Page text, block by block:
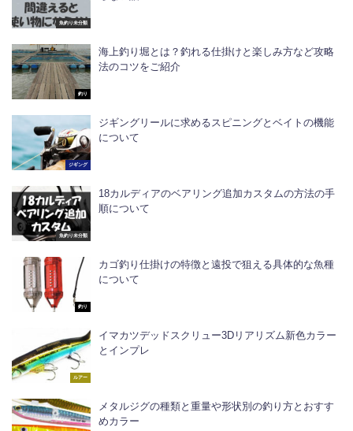
魚釣り未分類
釣り
海上釣り堀とは？釣れる仕掛けと楽しみ方など攻略
法のコツをご紹介
ジギング
ジギングリールに求めるスピニングとベイトの機能
について
魚釣り未分類
18カルディアのベアリング追加カスタムの方法の手
順について
釣り
カゴ釣り仕掛けの特徴と遠投で狙える具体的な魚種
について
ルアー
イマカツデッドスクリュー3Dリアリズム新色カラー
とインプレ
メタルジグの種類と重量や形状別の釣り方とおすす
めカラー